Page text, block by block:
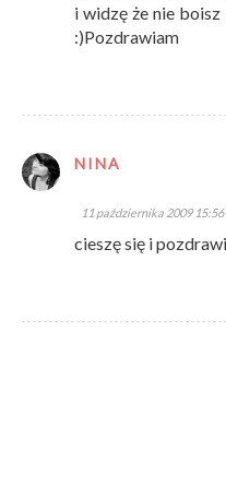
i widzę że nie
:)Pozdrawiam
NINA
11 października 2009 15:56
cieszę się i